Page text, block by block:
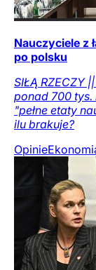
Nauczyciele z
po polsku
SIŁĄ RZECZY
ponad 700
"pełne etaty
ilu brakuje?
Opinie